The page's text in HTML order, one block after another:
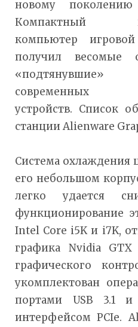
новому поколению
Компактный
компьютер
получил весомые
современных
устройств. Список
станции Alienware
Система охлаждения
его небольшом
легко удается
функционирование
Intel Core i5K и i7K,
графика Nvidia
графического
укомплектован
портами USB 3.1
интерфейсом PCIe.